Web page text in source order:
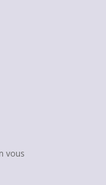
vous